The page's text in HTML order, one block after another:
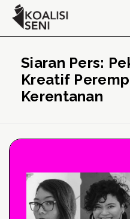
Siaran Pers:
Kreatif
Kerentanan